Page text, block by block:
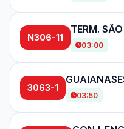
N306-11
03:00
3063-1
03:50